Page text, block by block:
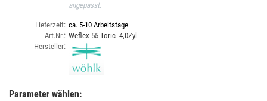
angepasst.
Lieferzeit: ca. 5-10 Arbeitstage
Art.Nr.: Weflex 55 Toric -4,0Zyl
Hersteller:
Parameter wählen: